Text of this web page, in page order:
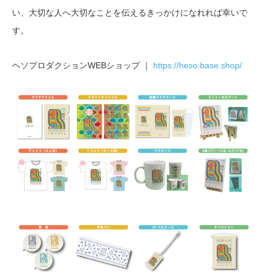
い、大切な人へ大切なことを伝えるきっかけになれれば幸いで
す。
ヘソプロダクションWEBショップ ｜ https://heso.base.shop/